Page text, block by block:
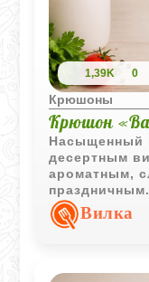
1,39K 0
Крюшоны
Крюшон
Насыщенный
десертным
ароматным,
разных
приобретает
Вилка